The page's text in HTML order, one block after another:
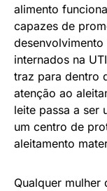
alimento
capazes de
internados na
traz para dentro
atenção ao
leite passa a ser
um centro de
aleitamento
Qualquer mulher